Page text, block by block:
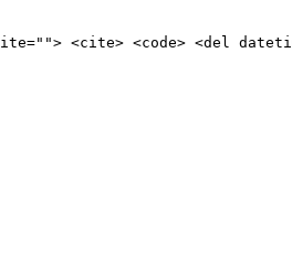
<cite> <code> <del